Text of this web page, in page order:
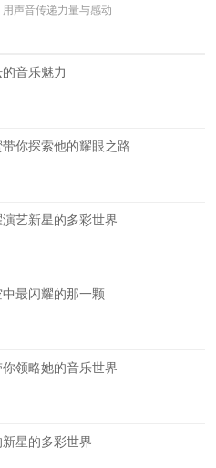
声音传递力量与感动
音乐魅力
你探索他的耀眼之路
艺新星的多彩世界
最闪耀的那一颗
领略她的音乐世界
星的多彩世界